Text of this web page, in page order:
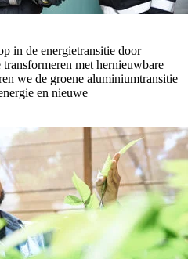
in de energietransitie door
met hernieuwbare
we de groene aluminiumtransitie
en nieuwe